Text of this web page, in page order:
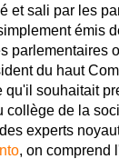
et sali par les
émis
parlementaires
du haut
qu'il souhaitait
collège de la
experts
, on comprend